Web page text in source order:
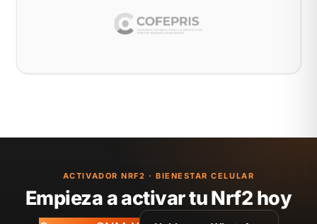
ACTIVADOR NRF2 · BIENESTAR CELULAR
Empieza a activar tu Nrf2 hoy